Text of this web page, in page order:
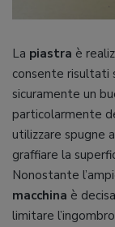
La piastra è
consente risultati
sicuramente un
particolarmente
utilizzare spugne
graffiare la
Nonostante
macchina è
limitare